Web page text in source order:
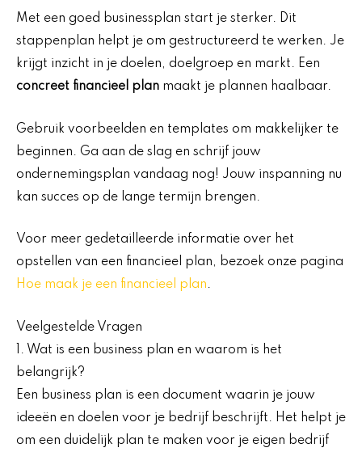
Met een goed businessplan start je sterker. Dit
stappenplan helpt je om gestructureerd te werken. Je
krijgt inzicht in je doelen, doelgroep en markt. Een
concreet financieel plan maakt je plannen haalbaar.
Gebruik voorbeelden en templates om makkelijker te
beginnen. Ga aan de slag en schrijf jouw
ondernemingsplan vandaag nog! Jouw inspanning nu
kan succes op de lange termijn brengen.
Voor meer gedetailleerde informatie over het
opstellen van een financieel plan, bezoek onze pagina
Hoe maak je een financieel plan.
Veelgestelde Vragen
1. Wat is een business plan en waarom is het
belangrijk?
Een business plan is een document waarin je jouw
ideeën en doelen voor je bedrijf beschrijft. Het helpt je
om een duidelijk plan te maken voor je eigen bedrijf